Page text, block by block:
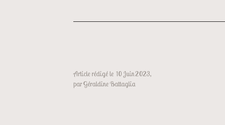
Article rédigé le 10 Juin2023,
par Géraldine Battaglia